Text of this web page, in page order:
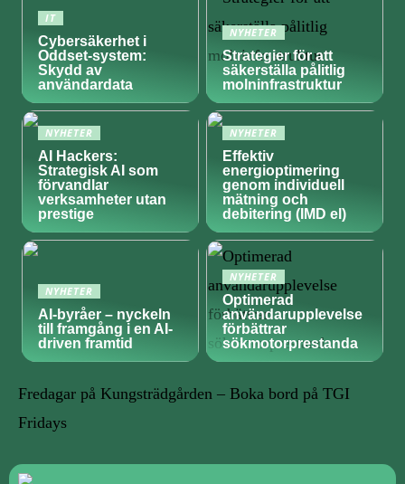
IT
Cybersäkerhet i
Oddset-system:
Skydd av
användardata
NYHETER
Strategier för att
säkerställa pålitlig
molninfrastruktur
NYHETER
AI Hackers:
Strategisk AI som
förvandlar
verksamheter utan
prestige
NYHETER
Effektiv
energioptimering
genom individuell
mätning och
debitering (IMD el)
NYHETER
AI-byråer – nyckeln
till framgång i en AI-
driven framtid
NYHETER
Optimerad
användarupplevelse
förbättrar
sökmotorprestanda
Fredagar på Kungsträdgården – Boka bord på TGI
Fridays